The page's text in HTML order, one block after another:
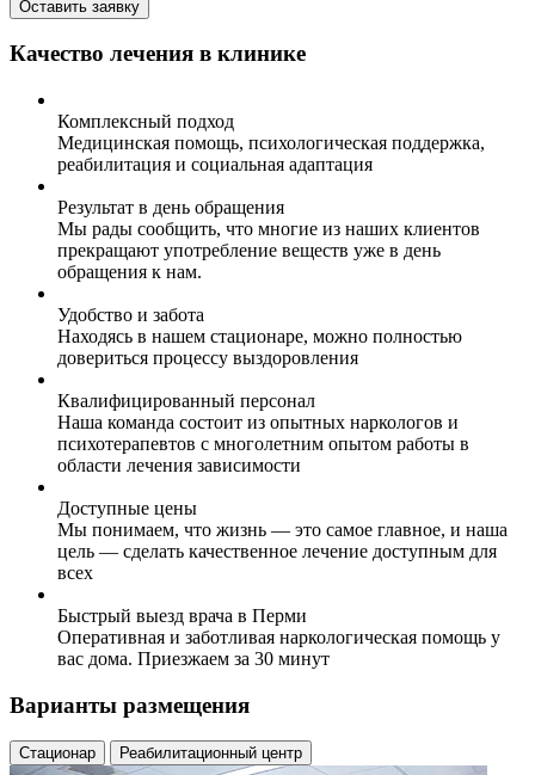
Оставить заявку
Качество лечения в клинике
Комплексный подход
Медицинская помощь, психологическая поддержка,
реабилитация и социальная адаптация
Результат в день обращения
Мы рады сообщить, что многие из наших клиентов
прекращают употребление веществ уже в день
обращения к нам.
Удобство и забота
Находясь в нашем стационаре, можно полностью
довериться процессу выздоровления
Квалифицированный персонал
Наша команда состоит из опытных наркологов и
психотерапевтов с многолетним опытом работы в
области лечения зависимости
Доступные цены
Мы понимаем, что жизнь — это самое главное, и наша
цель — сделать качественное лечение доступным для
всех
Быстрый выезд врача в Перми
Оперативная и заботливая наркологическая помощь у
вас дома. Приезжаем за 30 минут
Варианты размещения
Стационар Реабилитационный центр